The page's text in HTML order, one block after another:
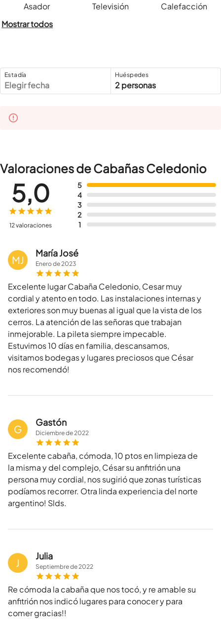
Asador Televisión
Calefacción
Mostrar todos
Estadía
Elegir fecha
Huéspedes
2 personas
Valoraciones de Cabañas Celedonio
5
4
3
2
1
5,0
12 valoraciones
MJ
María José
Enerode2023
Excelente lugar Cabaña Celedonio, Cesar muy
cordial y atento en todo. Las instalaciones internas y
exteriores son muy buenas al igual que la vista de los
cerros. La atención de las señoras que trabajan
inmejorable. La pileta siempre impecable.
Estuvimos 10 días en familia, descansamos,
visitamos bodegas y lugares preciosos que César
nos recomendó!
G
Gastón
Diciembrede2022
Excelente cabaña, cómoda, 10 ptos en limpieza de
la misma y del complejo, César su anfitrión una
persona muy cordial, nos sugirió que zonas turísticas
podíamos recorrer. Otra linda experiencia del norte
argentino! Slds.
J
Julia
Septiembrede2022
Re cómoda la cabaña que nos tocó, y re amable su
anfitrión nos indicó lugares para conocer y para
comer gracias!!